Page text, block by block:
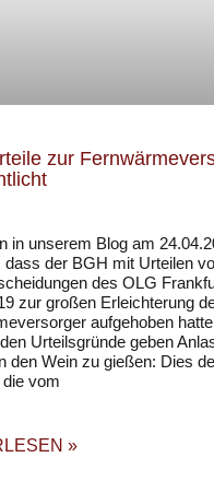
zur
in unserem Blog am
dass der BGH mit Urteilen
des OLG
zur großen Erleichterung
aufgehoben
Urteilsgründe geben
den Wein zu gießen: Dies
vom
»